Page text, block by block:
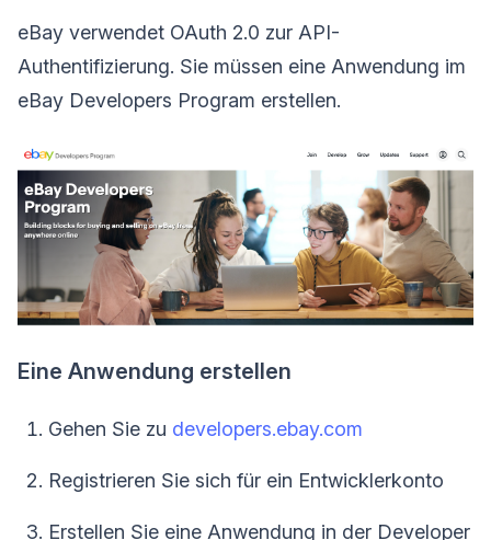
eBay verwendet OAuth 2.0 zur API-
Authentifizierung. Sie müssen eine Anwendung im
eBay Developers Program erstellen.
Eine Anwendung erstellen
Gehen Sie zu developers.ebay.com
Registrieren Sie sich für ein Entwicklerkonto
Erstellen Sie eine Anwendung in der Developer